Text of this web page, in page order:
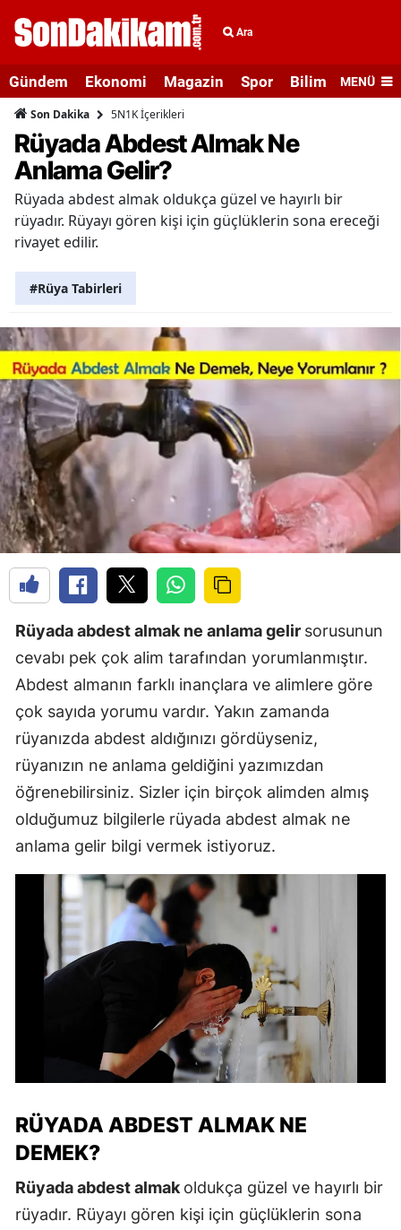
Ara
Gündem Ekonomi Magazin Spor Bilim veMENÜ
Son Dakika 5N1K İçerikleri
Rüyada Abdest Almak Ne
Anlama Gelir?
Rüyada abdest almak oldukça güzel ve hayırlı bir
rüyadır. Rüyayı gören kişi için güçlüklerin sona ereceği
rivayet edilir.
#Rüya Tabirleri
Rüyada abdest almak ne anlama gelir sorusunun
cevabı pek çok alim tarafından yorumlanmıştır.
Abdest almanın farklı inançlara ve alimlere göre
çok sayıda yorumu vardır. Yakın zamanda
rüyanızda abdest aldığınızı gördüyseniz,
rüyanızın ne anlama geldiğini yazımızdan
öğrenebilirsiniz. Sizler için birçok alimden almış
olduğumuz bilgilerle rüyada abdest almak ne
anlama gelir bilgi vermek istiyoruz.
RÜYADA ABDEST ALMAK NE
DEMEK?
Rüyada abdest almak oldukça güzel ve hayırlı bir
rüyadır. Rüyayı gören kişi için güçlüklerin sona